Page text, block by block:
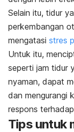
Selain itu, tidur
perkembangan
mengatasi stres
Untuk itu,
seperti jam tidur
nyaman, dapat
dan mengurangi
respons
Tips untuk